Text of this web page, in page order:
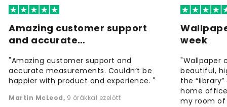
Amazing customer support
and accurate…
"Amazing customer support and
accurate measurements. Couldn’t be
happier with product and experience. "
Martin McLeod, 9 órákkal ezelőtt
week
"Wallpaper
beautiful,
the
home
my room of